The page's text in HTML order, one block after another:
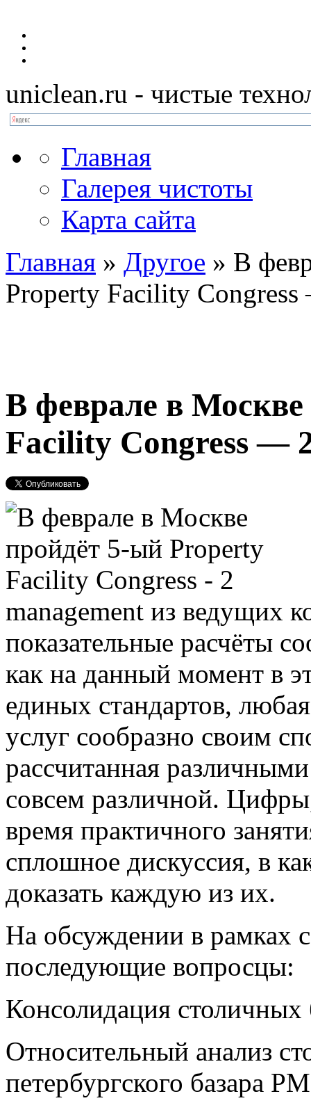
uniclean.ru - чистые
Главная
Галерея чистоты
Карта сайта
Главная » Другое » В
Property Facility
В феврале в
Facility Congress —
management из ведущих
показательные расчёты
как на данный момент в
единых стандартов,
услуг сообразно своим
рассчитанная
совсем различной.
время практичного
сплошное дискуссия, в
доказать каждую из их.
На обсуждении в рамках
последующие вопросцы:
Консолидация столичных
Относительный анализ
петербургского базара